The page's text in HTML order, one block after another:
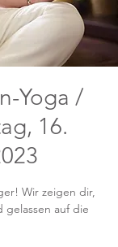
Yoga /
16.
Wir zeigen dir,
auf die